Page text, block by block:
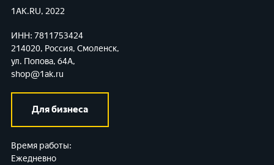
1AK.RU, 2022
ИНН: 7811753424
214020, Россия, Смоленск,
ул. Попова, 64А,
shop@1ak.ru
Для бизнеса
Время работы:
Ежедневно